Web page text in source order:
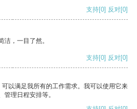
支持[0] 反对[0]
洁，一目了然。
支持[0] 反对[0]
以满足我所有的工作需求。我可以使用它来
理日程安排等。